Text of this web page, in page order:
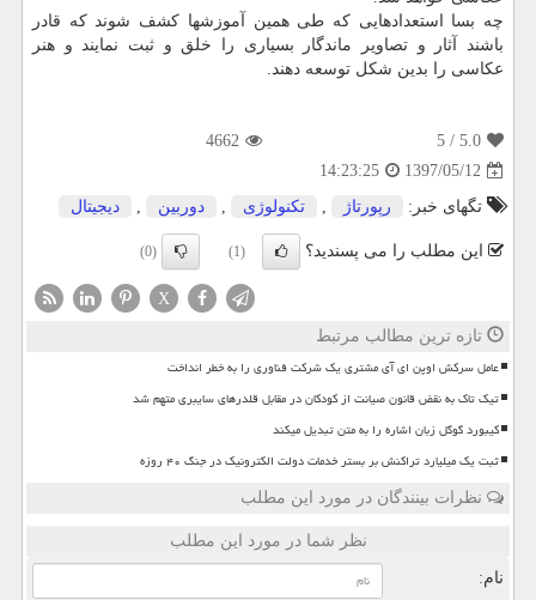
چه بسا استعدادهایی که طی همین آموزشها کشف شوند که قادر
باشند آثار و تصاویر ماندگار بسیاری را خلق و ثبت نمایند و هنر
عکاسی را بدین شکل توسعه دهند.
5.0
/ 5
4662
1397/05/12
14:23:25
تگهای خبر:
رپورتاژ , تكنولوژی , دوربین , دیجیتال
این مطلب را می پسندید؟ (1)
(0)
X
تازه ترین مطالب مرتبط
عامل سرکش اوپن ای آی مشتری یک شرکت فناوری را به خطر انداخت
تیک تاک به نقض قانون صیانت از کودکان در مقابل قلدرهای سایبری متهم شد
کیبورد گوگل زبان اشاره را به متن تبدیل میکند
ثبت یک میلیارد تراکنش بر بستر خدمات دولت الکترونیک در جنگ ۴۰ روزه
نظرات بینندگان در مورد این مطلب
نظر شما در مورد این مطلب
نام: